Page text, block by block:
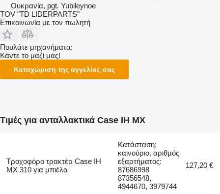
Ουκρανία, pgt. Yubileynoe
TOV "TD LIDERPARTS"
Επικοινωνία με τον πωλητή
Πουλάτε μηχανήματα;
Κάντε το μαζί μας!
Καταχώριση της αγγελίας σας
Τιμές για ανταλλακτικά Case IH MX
Τροχοφόρο τρακτέρ Case IH
MX 310 για μπιέλα
Κατάσταση:
καινούριο, αριθμός
εξαρτήματος:
87686998
87356548,
4944670, 3979744
127,20 €